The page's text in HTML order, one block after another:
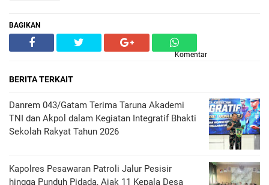
BAGIKAN
Komentar
BERITA TERKAIT
Danrem 043/Gatam Terima Taruna Akademi
TNI dan Akpol dalam Kegiatan Integratif Bhakti
Sekolah Rakyat Tahun 2026
Kapolres Pesawaran Patroli Jalur Pesisir
hingga Punduh Pidada, Ajak 11 Kepala Desa